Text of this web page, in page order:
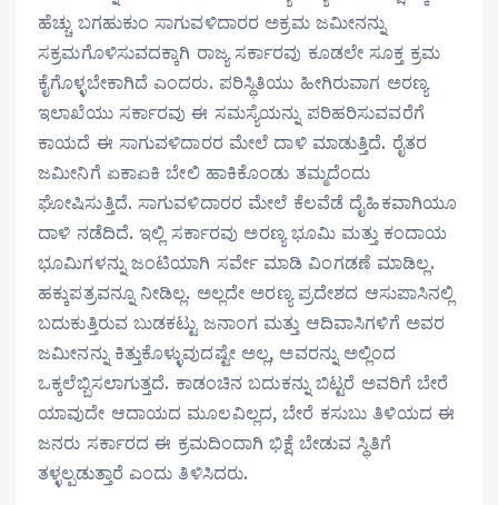
ಹೆಚ್ಚು ಬಗ‌ಹುಕುಂ ಸಾಗುವಳಿದಾರರ ಅಕ್ರಮ ಜಮೀನನ್ನು
ಸಕ್ರಮಗೊಳಿಸುವದಕ್ಕಾಗಿ ರಾಜ್ಯ ಸರ್ಕಾರವು ಕೂಡಲೇ ಸೂಕ್ತ ಕ್ರಮ
ಕೈಗೊಳ್ಳಬೇಕಾಗಿದೆ ಎಂದರು. ಪರಿಸ್ಥಿತಿಯು ಹೀಗಿರುವಾಗ ಅರಣ್ಯ
ಇಲಾಖೆಯು ಸರ್ಕಾರವು ಈ ಸಮಸ್ಯೆಯನ್ನು ಪರಿಹರಿಸುವವರೆಗೆ
ಕಾಯದೆ ಈ ಸಾಗುವಳಿದಾರರ ಮೇಲೆ ದಾಳಿ ಮಾಡುತ್ತಿದೆ. ರೈತರ
ಜಮೀನಿಗೆ ಏಕಾಏಕಿ ಬೇಲಿ ಹಾಕಿಕೊಂಡು ತಮ್ಮದೆಂದು
ಘೋಷಿಸುತ್ತಿದೆ. ಸಾಗುವಳಿದಾರರ ಮೇಲೆ ಕೆಲವೆಡೆ ದೈಹಿಕವಾಗಿಯೂ
ದಾಳಿ ನಡೆದಿದೆ. ಇಲ್ಲಿ ಸರ್ಕಾರವು ಅರಣ್ಯ ಭೂಮಿ ಮತ್ತು ಕಂದಾಯ
ಭೂಮಿಗಳನ್ನು ಜಂಟಿಯಾಗಿ ಸರ್ವೇ ಮಾಡಿ ವಿಂಗಡಣೆ ಮಾಡಿಲ್ಲ.
ಹಕ್ಕುಪತ್ರವನ್ನೂ ನೀಡಿಲ್ಲ. ಅಲ್ಲದೇ ಅರಣ್ಯ ಪ್ರದೇಶದ ಆಸುಪಾಸಿನಲ್ಲಿ
ಬದುಕುತ್ತಿರುವ ಬುಡಕಟ್ಟು ಜನಾಂಗ ಮತ್ತು ಆದಿವಾಸಿಗಳಿಗೆ ಅವರ
ಜಮೀನನ್ನು ಕಿತ್ತುಕೊಳ್ಳುವುದಷ್ಟೇ ಅಲ್ಲ, ಅವರನ್ನು ಅಲ್ಲಿಂದ
ಒಕ್ಕಲೆಬ್ಬಿಸಲಾಗುತ್ತದೆ. ಕಾಡಂಚಿನ ಬದುಕನ್ನು ಬಿಟ್ಟರೆ ಅವರಿಗೆ ಬೇರೆ
ಯಾವುದೇ ಆದಾಯದ ಮೂಲವಿಲ್ಲದ, ಬೇರೆ ಕಸುಬು ತಿಳಿಯದ ಈ
ಜನರು ಸರ್ಕಾರದ ಈ ಕ್ರಮದಿಂದಾಗಿ ಭಿಕ್ಷೆ ಬೇಡುವ ಸ್ಥಿತಿಗೆ
ತಳ್ಳಲ್ಪಡುತ್ತಾರೆ ಎಂದು ತಿಳಿಸಿದರು.